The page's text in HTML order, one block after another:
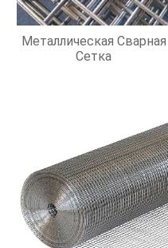
Металлическая Сварная
Сетка